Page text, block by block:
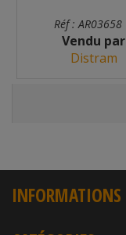
Réf : AR03658
Vendu par
Distram
INFORMATIONS